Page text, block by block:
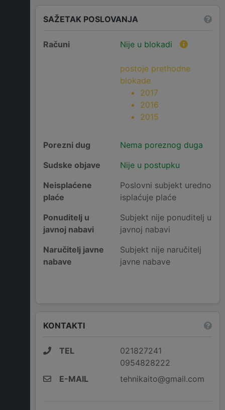
SAŽETAK POSLOVANJA
Računi Nije u blokadi
postoje prethodne
blokade
2017
2016
2015
Porezni dug
Nema poreznog duga
Sudske objave
Nije u postupku
Neisplaćene
plaće
Poslovni subjekt uredno
isplaćuje plaće
Ponuditelj u
javnoj nabavi
Subjekt nije ponuditelj u
javnoj nabavi
Naručitelj javne
nabave
Subjekt nije naručitelj
javne nabave
KONTAKTI
TEL
021827241
0954828222
E-MAIL
tehnikaito@gmail.com